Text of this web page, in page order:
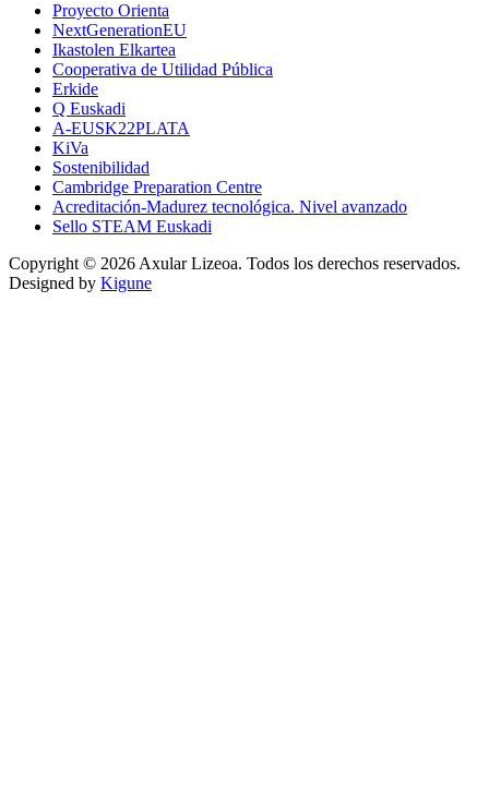
Proyecto Orienta
NextGenerationEU
Ikastolen Elkartea
Cooperativa de Utilidad Pública
Erkide
Q Euskadi
A-EUSK22PLATA
KiVa
Sostenibilidad
Cambridge Preparation Centre
Acreditación-Madurez tecnológica. Nivel avanzado
Sello STEAM Euskadi
Copyright © 2026 Axular Lizeoa. Todos los derechos reservados.
Designed by Kigune